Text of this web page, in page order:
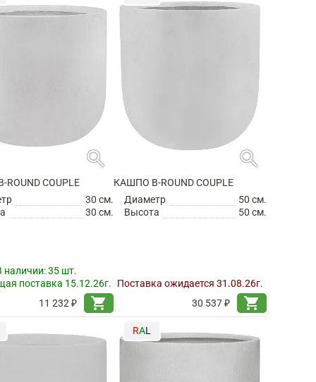
search
COUPLE
30 см.
30 см.
наличии:35 шт.
поставка 15.12.26г.
11 232 ₽
shopping_cart
search
КАШПО B-ROUND COUPLE
Диаметр
50 см.
Высота
50 см.
Поставка ожидается 31.08.26г.
30 537 ₽
shopping_cart
RAL